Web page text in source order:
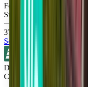
Fort Myers RSW
Sun, Aug 30
372 kr
Sök
Direkt
Cleveland CLE